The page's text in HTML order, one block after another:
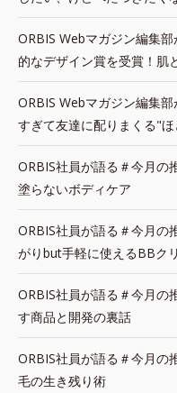
ORBIS Webマガジン編集
的なデザイン賞を受賞！肌
ORBIS Webマガジン編集
すぎて友達に配りまくる"
ORBIS社員が語る＃今月の
塗らないボディケア
ORBIS社員が語る＃今月の
がりbut手軽に使えるBBク
ORBIS社員が語る＃今月の
す商品と開発の裏話
ORBIS社員が語る＃今月の
毛の生き残り術